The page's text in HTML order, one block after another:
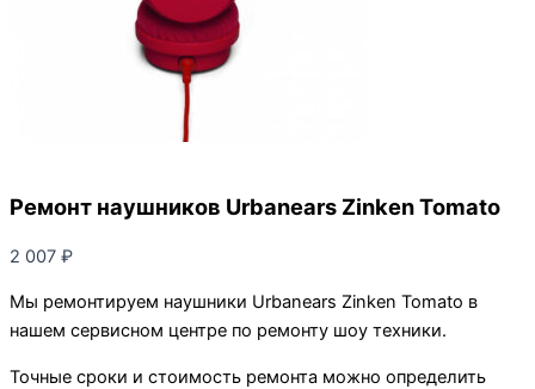
Ремонт наушников Urbanears Zinken Tomato
2 007 ₽
Мы ремонтируем наушники Urbanears Zinken Tomato в
нашем сервисном центре по ремонту шоу техники.
Точные сроки и стоимость ремонта можно определить